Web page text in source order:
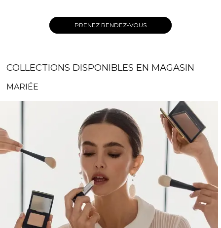
PRENEZ RENDEZ-VOUS
COLLECTIONS DISPONIBLES EN MAGASIN
MARIÉE